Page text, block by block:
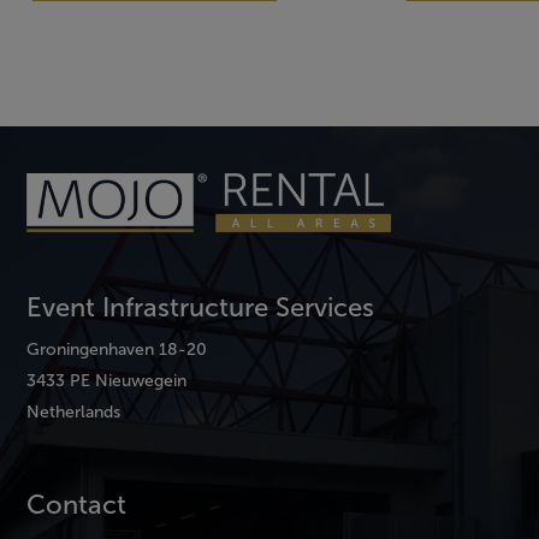
Event Infrastructure Services
Groningenhaven 18-20
3433 PE Nieuwegein
Netherlands
Contact